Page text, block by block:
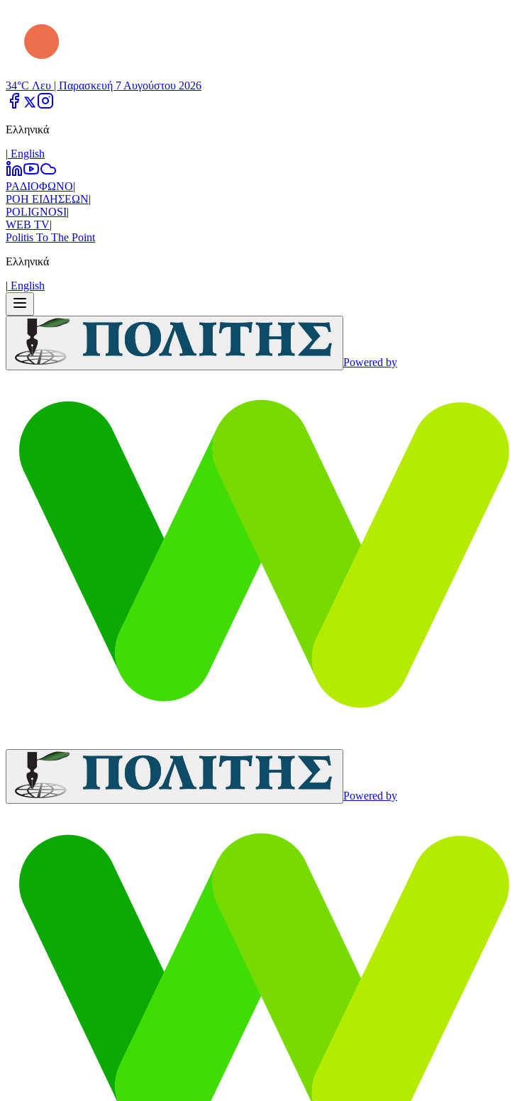
34°C Λευ | Παρασκευή 7 Αυγούστου 2026
Ελληνικά
| Εnglish
ΡΑΔΙΟΦΩΝΟ|
ΡΟΗ ΕΙΔΗΣΕΩΝ|
POLIGNOSI|
WEB TV|
Politis To The Point
Ελληνικά
| Εnglish
Powered by
Powered by